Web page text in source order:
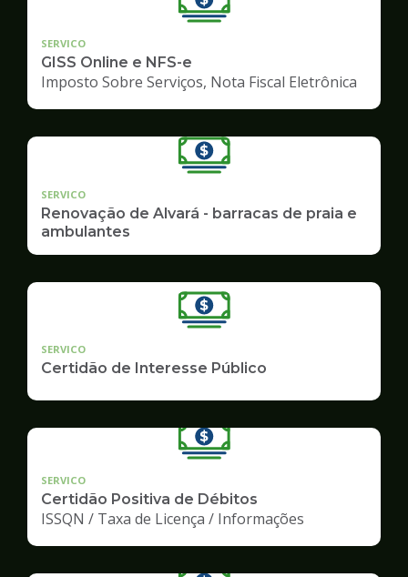
SERVICO
GISS Online e NFS-e
Imposto Sobre Serviços, Nota Fiscal Eletrônica
SERVICO
Renovação de Alvará - barracas de praia e
ambulantes
SERVICO
Certidão de Interesse Público
SERVICO
Certidão Positiva de Débitos
ISSQN / Taxa de Licença / Informações